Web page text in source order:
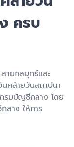
ครบ
ายกลยุทธ์และ
คล้ายวันสถาปนา
รมบัญชีกลาง โดย
ลาง ให้การ